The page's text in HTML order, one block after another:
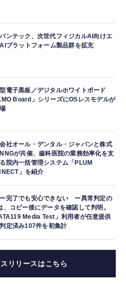
ンテック、次世代フィジカルAI向けエ
プラットフォーム製品群を拡充
電子黒板／デジタルホワイトボード
Board」シリーズにOSレスモデルが
社オール・デンタル・ジャパンと株式
が共催、歯科医院の業務効率化を支
院内一括管理システム「PLUM
」を紹介
完了でも安心できない ー異常判定の
、コピー後にデータを確認して判明。
Media Test」利用者が任意提供
定済み107件を初集計
リリースはこちら